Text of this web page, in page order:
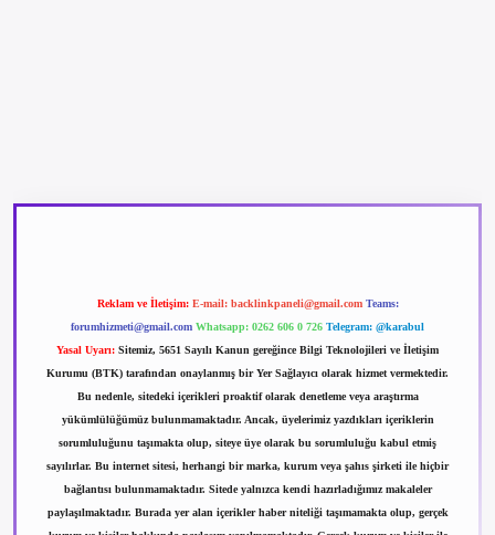
Reklam ve İletişim: E-mail: backlinkpaneli@gmail.com Teams:
forumhizmeti@gmail.com Whatsapp: 0262 606 0 726 Telegram: @karabul
Yasal Uyarı: Sitemiz, 5651 Sayılı Kanun gereğince Bilgi Teknolojileri ve İletişim
Kurumu (BTK) tarafından onaylanmış bir Yer Sağlayıcı olarak hizmet vermektedir.
Bu nedenle, sitedeki içerikleri proaktif olarak denetleme veya araştırma
yükümlülüğümüz bulunmamaktadır. Ancak, üyelerimiz yazdıkları içeriklerin
sorumluluğunu taşımakta olup, siteye üye olarak bu sorumluluğu kabul etmiş
sayılırlar. Bu internet sitesi, herhangi bir marka, kurum veya şahıs şirketi ile hiçbir
bağlantısı bulunmamaktadır. Sitede yalnızca kendi hazırladığımız makaleler
paylaşılmaktadır. Burada yer alan içerikler haber niteliği taşımamakta olup, gerçek